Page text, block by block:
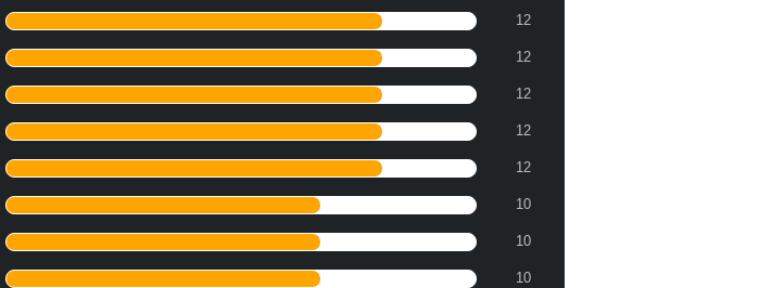
12
12
12
12
12
10
10
10